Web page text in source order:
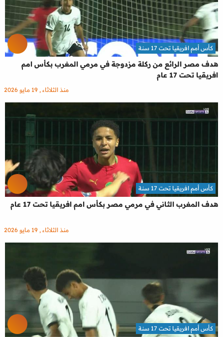
هدف مصر الرائع من ركلة مزدوجة في مرمي المغرب بكأس امم
افريقيا تحت 17 عام
كأس أمم افريقيا تحت 17 سنة
منذ الثلاثاء , 19 مايو 2026
هدف المغرب الثاني في مرمي مصر بكأس امم افريقيا تحت 17 عام
كأس أمم افريقيا تحت 17 سنة
منذ الثلاثاء , 19 مايو 2026
كأس أمم افريقيا تحت 17 سنة